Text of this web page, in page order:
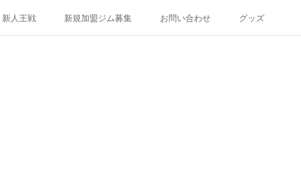
新人王戦 新規加盟ジム募集 お問い合わせ グッズ